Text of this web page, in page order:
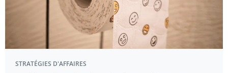
STRATÉGIES D'AFFAIRES